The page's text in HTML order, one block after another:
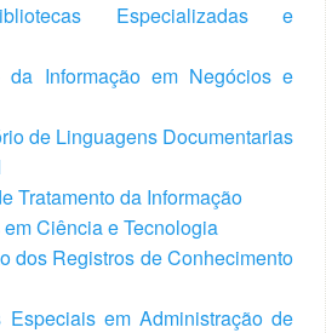
Especializadas e
da Informação em Negócios e
de Linguagens Documentarias
Tratamento da Informação
Ciência e Tecnologia
dos Registros de Conhecimento
em Administração de